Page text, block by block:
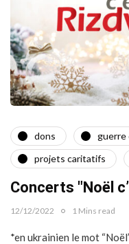
dons
guerre
projets caritatifs
Concerts "Noël
12/12/2022 1 Mins read
*en ukrainien le mot